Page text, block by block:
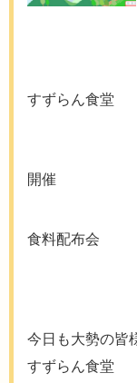
すずらん食堂
開催
食料配布会
今日も大勢の皆
すずらん食堂